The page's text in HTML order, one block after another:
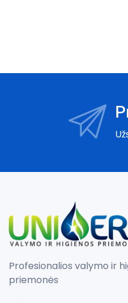
Profesionalios valymo ir
priemonės